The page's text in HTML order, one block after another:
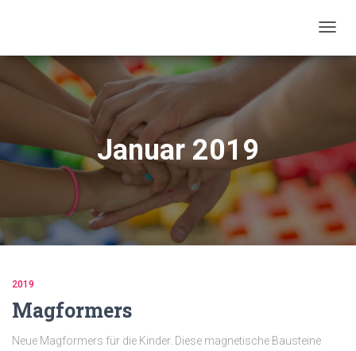
Januar 2019
2019
Magformers
Neue Magformers für die Kinder. Diese magnetische Bausteine